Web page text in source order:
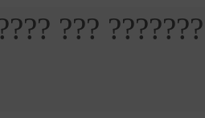
2) ??????